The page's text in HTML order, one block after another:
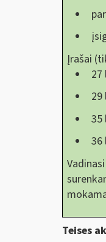
Įrašai
29
35
36
Teises